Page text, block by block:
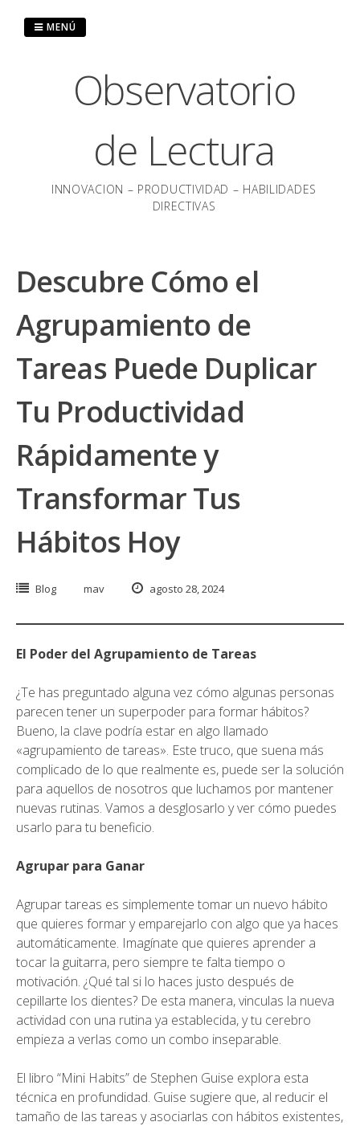
Observatorio
de Lectura
INNOVACION – PRODUCTIVIDAD – HABILIDADES
DIRECTIVAS
MENÚ
Descubre Cómo el
Agrupamiento de
Tareas Puede Duplicar
Tu Productividad
Rápidamente y
Transformar Tus
Hábitos Hoy
Blog mav agosto 28, 2024
El Poder del Agrupamiento de Tareas
¿Te has preguntado alguna vez cómo algunas personas
parecen tener un superpoder para formar hábitos?
Bueno, la clave podría estar en algo llamado
«agrupamiento de tareas». Este truco, que suena más
complicado de lo que realmente es, puede ser la solución
para aquellos de nosotros que luchamos por mantener
nuevas rutinas. Vamos a desglosarlo y ver cómo puedes
usarlo para tu beneficio.
Agrupar para Ganar
Agrupar tareas es simplemente tomar un nuevo hábito
que quieres formar y emparejarlo con algo que ya haces
automáticamente. Imagínate que quieres aprender a
tocar la guitarra, pero siempre te falta tiempo o
motivación. ¿Qué tal si lo haces justo después de
cepillarte los dientes? De esta manera, vinculas la nueva
actividad con una rutina ya establecida, y tu cerebro
empieza a verlas como un combo inseparable.
El libro “Mini Habits” de Stephen Guise explora esta
técnica en profundidad. Guise sugiere que, al reducir el
tamaño de las tareas y asociarlas con hábitos existentes,